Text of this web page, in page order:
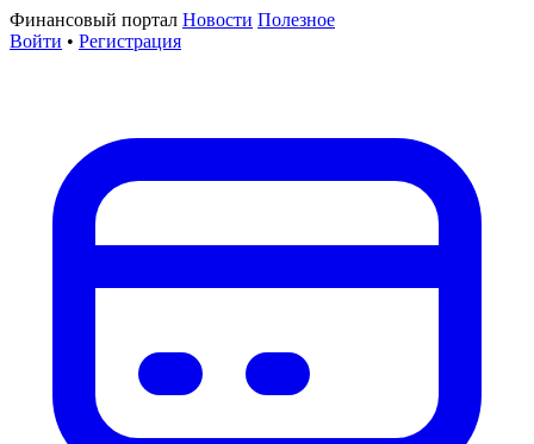
Финансовый портал Новости Полезное
Войти • Регистрация